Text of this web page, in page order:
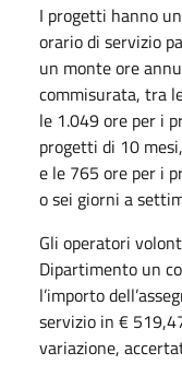
I progetti hanno
orario di servizio
un monte ore
commisurata, tra
le 1.049 ore per i
progetti di 10
e le 765 ore per i
o sei giorni a
Gli operatori
Dipartimento un
l’importo
servizio in €
variazione,